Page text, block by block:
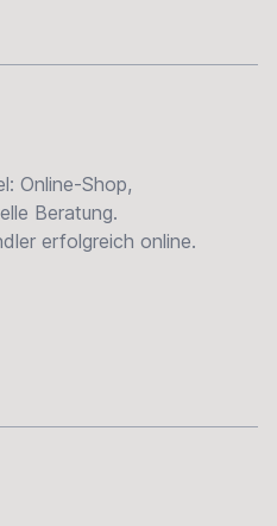
Online-Shop,
Beratung.
erfolgreich online.